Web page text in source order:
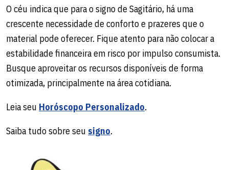
O céu indica que para o signo de Sagitário, há uma
crescente necessidade de conforto e prazeres que o
material pode oferecer. Fique atento para não colocar a
estabilidade financeira em risco por impulso consumista.
Busque aproveitar os recursos disponíveis de forma
otimizada, principalmente na área cotidiana.
Leia seu Horóscopo Personalizado.
Saiba tudo sobre seu signo.